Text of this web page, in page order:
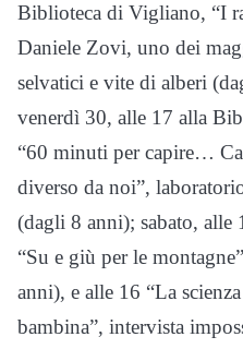
Biblioteca di Vigliano, “I
Daniele Zovi, uno dei
selvatici e vite di alberi
venerdì 30, alle 17 alla
“60 minuti per capire…
diverso da noi”,
(dagli 8 anni); sabato, alle
“Su e giù per le
anni), e alle 16 “La
bambina”, intervista